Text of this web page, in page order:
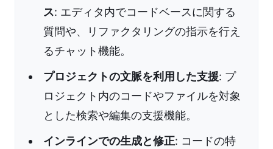
ス: エディタ内でコードベースに関する
質問や、リファクタリングの指示を行え
るチャット機能。
プロジェクトの文脈を利用した支援: プ
ロジェクト内のコードやファイルを対象
とした検索や編集の支援機能。
インラインでの生成と修正: コードの特